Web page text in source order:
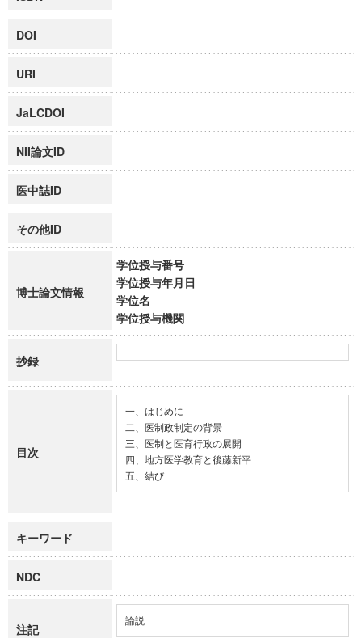
DOI
URI
JaLCDOI
NII論文ID
医中誌ID
その他ID
博士論文情報
学位授与番号
学位授与年月日
学位名
学位授与機関
抄録
目次
一、はじめに
二、医制政制定の背景
三、医制と医育行政の展開
四、地方医学教育と後藤新平
五、結び
キーワード
NDC
注記
論説